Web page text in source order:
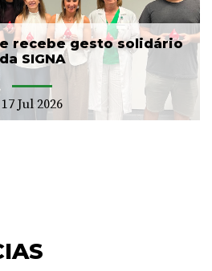
recebe gesto solidário
da SIGNA
17 Jul 2026